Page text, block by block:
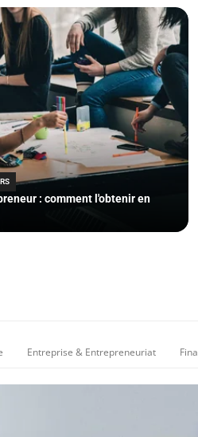
: comment l'obtenir en
Entreprise & Entrepreneuriat